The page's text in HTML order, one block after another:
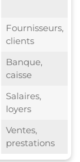
Fournisseurs,
clients
Banque,
caisse
Salaires,
loyers
Ventes,
prestations